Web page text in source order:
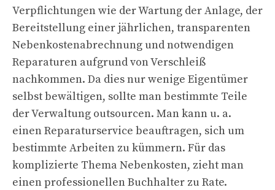
Verpflichtungen wie der Wartung der Anlage, der
Bereitstellung einer jährlichen, transparenten
Nebenkostenabrechnung und notwendigen
Reparaturen aufgrund von Verschleiß
nachkommen. Da dies nur wenige Eigentümer
selbst bewältigen, sollte man bestimmte Teile
der Verwaltung outsourcen. Man kann u. a.
einen Reparaturservice beauftragen, sich um
bestimmte Arbeiten zu kümmern. Für das
komplizierte Thema Nebenkosten, zieht man
einen professionellen Buchhalter zu Rate.